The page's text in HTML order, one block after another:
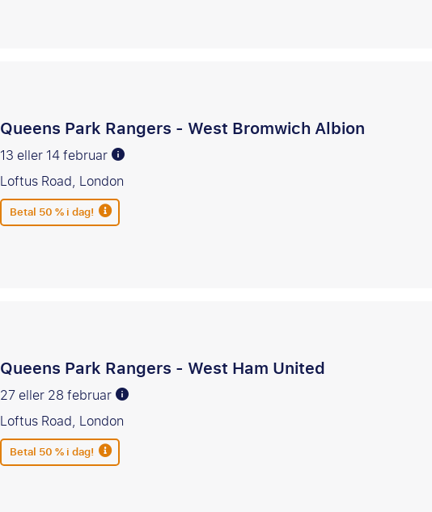
Queens Park Rangers - West Bromwich Albion
13 eller 14 februar
Loftus Road, London
Betal 50 % i dag!
Queens Park Rangers - West Ham United
27 eller 28 februar
Loftus Road, London
Betal 50 % i dag!